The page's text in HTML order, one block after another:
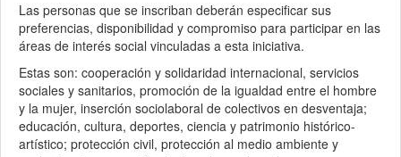
Las personas que se inscriban deberán especificar sus
preferencias, disponibilidad y compromiso para participar en las
áreas de interés social vinculadas a esta iniciativa.
Estas son: cooperación y solidaridad internacional, servicios
sociales y sanitarios, promoción de la igualdad entre el hombre
y la mujer, inserción sociolaboral de colectivos en desventaja;
educación, cultura, deportes, ciencia y patrimonio histórico-
artístico; protección civil, protección al medio ambiente y